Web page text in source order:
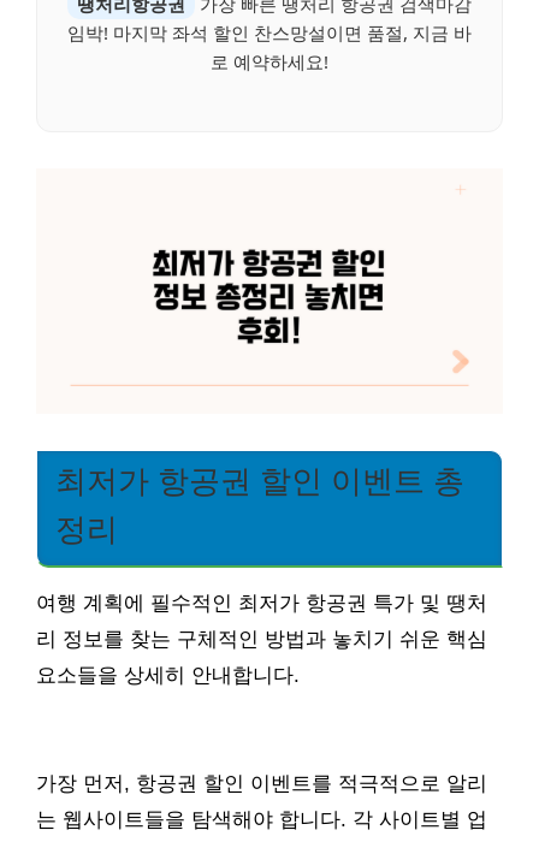
임박! 마지막 좌석 할인 찬스망설이면 품절, 지금 바
로 예약하세요!
최저가 항공권 할인 이벤트 총
정리
여행 계획에 필수적인 최저가 항공권 특가 및 땡처
리 정보를 찾는 구체적인 방법과 놓치기 쉬운 핵심
요소들을 상세히 안내합니다.
가장 먼저, 항공권 할인 이벤트를 적극적으로 알리
는 웹사이트들을 탐색해야 합니다. 각 사이트별 업